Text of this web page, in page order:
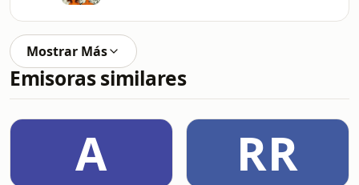
Mostrar Más
Emisoras similares
A RR